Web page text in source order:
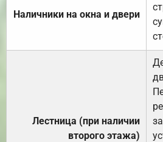
Наличники на окна и двери
Лестница (при наличии
второго этажа)